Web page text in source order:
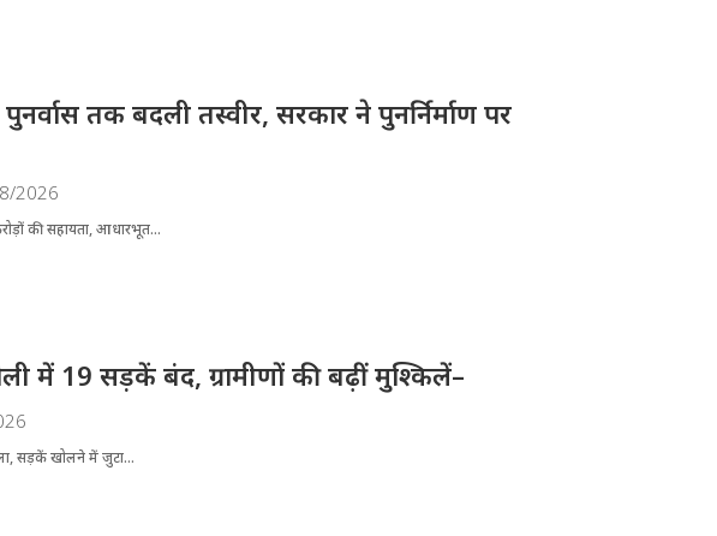
तक बदली तस्वीर, सरकार ने पुनर्निर्माण पर
2026
की सहायता, आधारभूत...
में 19 सड़कें बंद, ग्रामीणों की बढ़ीं मुश्किलें–
सड़कें खोलने में जुटा...